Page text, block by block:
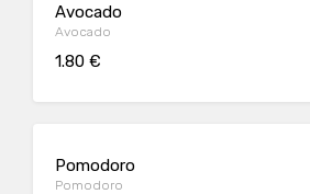
Avocado
Avocado
1.80 €
Pomodoro
Pomodoro